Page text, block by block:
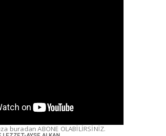
buradan ABONE OLABİLİRSİNİZ.